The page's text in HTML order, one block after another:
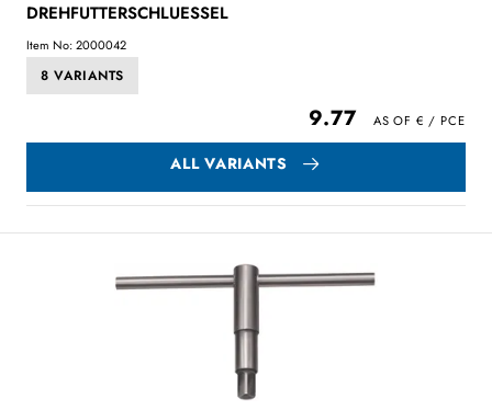
DREHFUTTERSCHLUESSEL
Item No: 2000042
8 VARIANTS
9.77
ALL VARIANTS